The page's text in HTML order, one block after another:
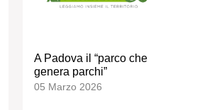
A Padova il “parco che
genera parchi”
05 Marzo 2026